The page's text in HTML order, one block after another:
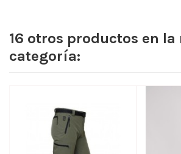
16 otros productos en la
categoría: